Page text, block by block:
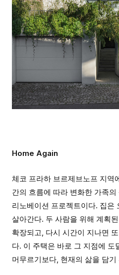
Home Again
체코 프라하 브르제브노프 지역
간의 흐름에 따라 변화한 가족
리노베이션 프로젝트이다. 집은
살아간다. 두 사람을 위해 계획
확장되고, 다시 시간이 지나면
다. 이 주택은 바로 그 지점에 도
머무르기보다, 현재의 삶을 담